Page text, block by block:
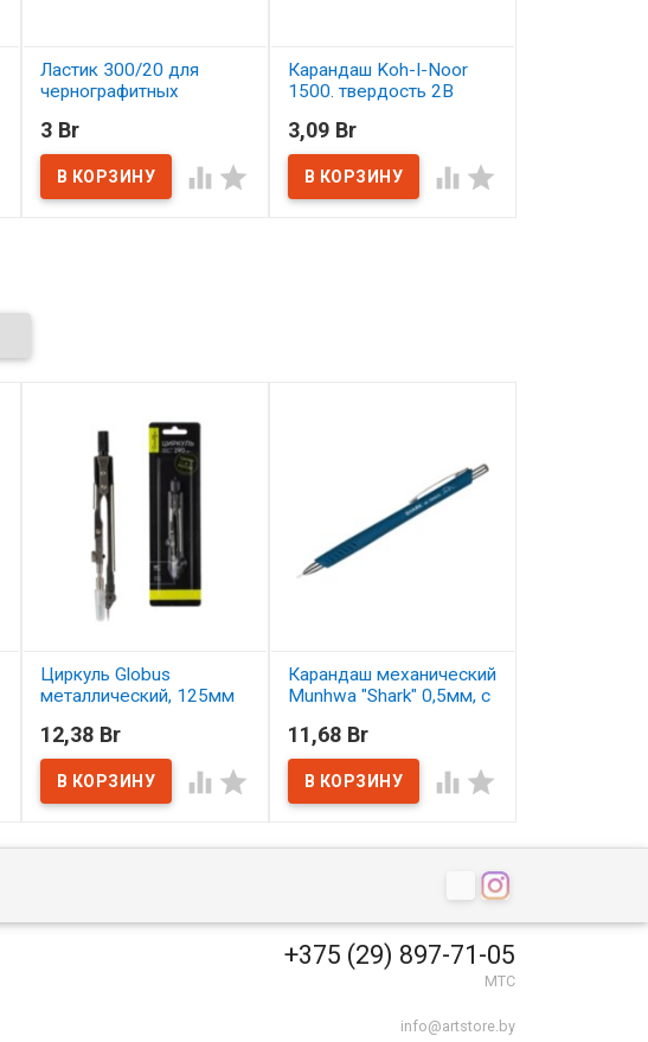
Ластик 300/20 для
чернографитных
В наличии
3 Br
 
Карандаш Koh-I-Noor
1500. твердость 2B
В наличии
3,09 Br
 
Циркуль Globus
металлический, 125мм
В наличии
12,38 Br
 
Карандаш механический
Munhwa "Shark" 0,5мм, с
В наличии
11,68 Br
 
+375 (29) 897-71-05
МТС
info@artstore.by